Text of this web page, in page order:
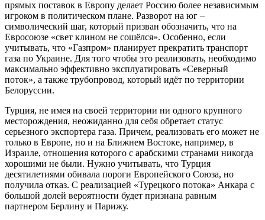
прямых поставок в Европу делает Россию более независимым
игроком в политическом плане. Разворот на юг –
символический шаг, который призван обозначить, что на
Евросоюзе «свет клином не сошёлся». Особенно, если
учитывать, что «Газпром» планирует прекратить транспорт
газа по Украине. Для того чтобы это реализовать, необходимо
максимально эффективно эксплуатировать «Северный
поток», а также трубопровод, который идёт по территории
Белоруссии.
Турция, не имея на своей территории ни одного крупного
месторождения, неожиданно для себя обретает статус
серьезного экспортера газа. Причем, реализовать его может не
только в Европе, но и на Ближнем Востоке, например, в
Израиле, отношения которого с арабскими странами никогда
хорошими не были. Нужно учитывать, что Турция
десятилетиями обивала пороги Европейского Союза, но
получила отказ. С реализацией «Турецкого потока» Анкара с
большой долей вероятности будет признана равным
партнером Берлину и Парижу.